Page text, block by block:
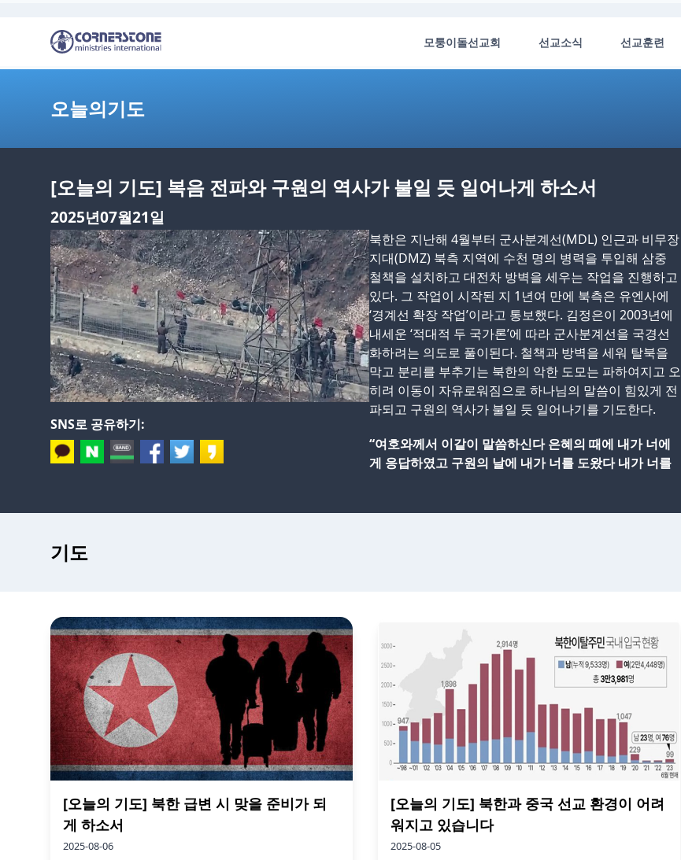
모퉁이돌선교회 선교소식 선교훈련
오늘의기도
[오늘의 기도] 복음 전파와 구원의 역사가 불일 듯 일어나게 하소서
2025년07월21일
SNS로 공유하기:
북한은 지난해 4월부터 군사분계선(MDL) 인근과 비무장
지대(DMZ) 북측 지역에 수천 명의 병력을 투입해 삼중
철책을 설치하고 대전차 방벽을 세우는 작업을 진행하고
있다. 그 작업이 시작된 지 1년여 만에 북측은 유엔사에
‘경계선 확장 작업’이라고 통보했다. 김정은이 2003년에
내세운 ‘적대적 두 국가론’에 따라 군사분계선을 국경선
화하려는 의도로 풀이된다. 철책과 방벽을 세워 탈북을
막고 분리를 부추기는 북한의 악한 도모는 파하여지고 오
히려 이동이 자유로워짐으로 하나님의 말씀이 힘있게 전
파되고 구원의 역사가 불일 듯 일어나기를 기도한다.
“여호와께서 이같이 말씀하신다 은혜의 때에 내가 너에
게 응답하였고 구원의 날에 내가 너를 도왔다 내가 너를
기도
[오늘의 기도] 북한 급변 시 맞을 준비가 되
게 하소서
2025-08-06
[오늘의 기도] 북한과 중국 선교 환경이 어려
워지고 있습니다
2025-08-05